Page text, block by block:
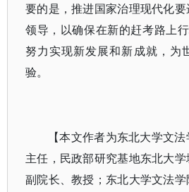
要的是，推进国家治理现代化
领导，以确保在新的赶考路上行
努力实现新发展和新成就，为
验。
【本文作者为东北大学文
主任，民政部研究基地东北大
副院长、教授；东北大学文法